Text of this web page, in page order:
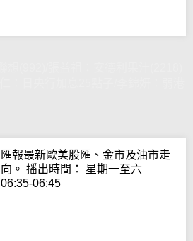
匯報最新歐美股匯、金市及油市走
向。 播出時間： 星期一至六
06:35-06:45